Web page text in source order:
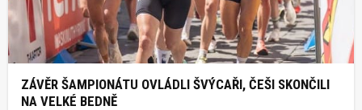
ZÁVĚR ŠAMPIONÁTU OVLÁDLI ŠVÝCAŘI, ČEŠI SKONČILI
NA VELKÉ BEDNĚ